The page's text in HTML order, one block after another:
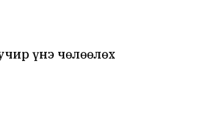
үнэ чөлөөлөх